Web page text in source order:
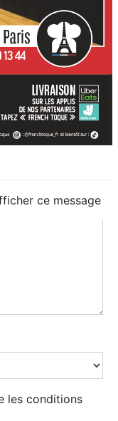
ce message
les conditions